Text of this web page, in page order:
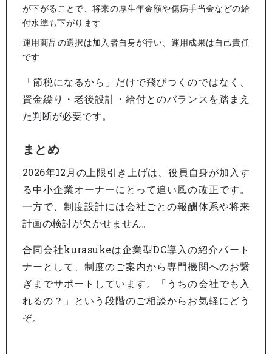
が下がることで、将来の厚生年金額や傷病手当金などの給
付水準も下がります
運用商品の選択は加入者自身が行い、運用成果は自己責任
です
「節税になるから」だけで飛びつくのではなく、
資金繰り・老後設計・給付とのバランスを踏まえ
た判断が必要です。
まとめ
2026年12月の上限引き上げは、役員自身が加入す
る中小企業オーナーにとって追い風の改正です。
一方で、制度設計には会社ごとの報酬体系や将来
計画の検討が欠かせません。
合同会社kurasukeは企業型DC導入の紹介パート
ナーとして、制度のご案内から専門機関へのお繋
ぎまでサポートしています。「うちの会社でも入
れるの？」という段階のご相談からお気軽にどう
ぞ。